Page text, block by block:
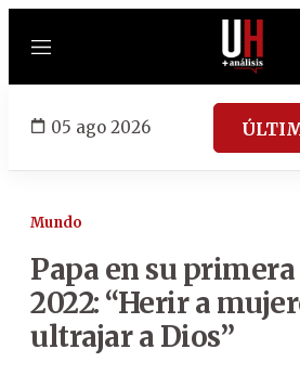
Menú
05 ago 2026
Mundo
Papa en su
2022: “Herir a
ultrajar a Dios”